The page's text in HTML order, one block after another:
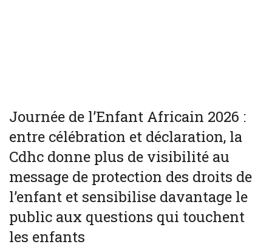
Journée de l’Enfant Africain 2026 :
entre célébration et déclaration, la
Cdhc donne plus de visibilité au
message de protection des droits de
l’enfant et sensibilise davantage le
public aux questions qui touchent
les enfants